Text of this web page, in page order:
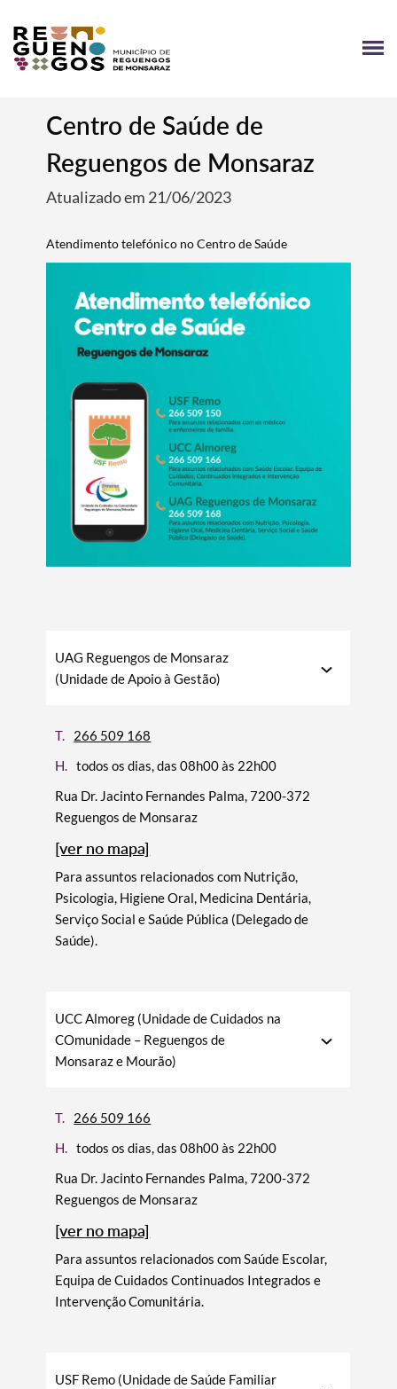
Termo de Pesquisa
Categorias gerais
Filtros
Centro de Saúde de
Reguengos de Monsaraz
Atualizado em 21/06/2023
Atendimento telefónico no Centro de Saúde
UAG Reguengos de Monsaraz
(Unidade de Apoio à Gestão)
T.
266 509 168
H. todos os dias, das 08h00 às 22h00
Rua Dr. Jacinto Fernandes Palma, 7200-372
Reguengos de Monsaraz
[ver no mapa]
Para assuntos relacionados com Nutrição,
Psicologia, Higiene Oral, Medicina Dentária,
Serviço Social e Saúde Pública (Delegado de
Saúde).
UCC Almoreg (Unidade de Cuidados na
COmunidade – Reguengos de
Monsaraz e Mourão)
T.
266 509 166
H. todos os dias, das 08h00 às 22h00
Rua Dr. Jacinto Fernandes Palma, 7200-372
Reguengos de Monsaraz
[ver no mapa]
Para assuntos relacionados com Saúde Escolar,
Equipa de Cuidados Continuados Integrados e
Intervenção Comunitária.
USF Remo (Unidade de Saúde Familiar